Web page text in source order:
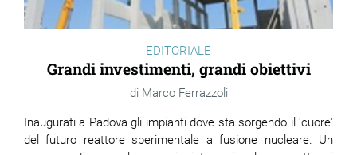
EDITORIALE
Grandi investimenti, grandi obiettivi
Marco Ferrazzoli
Inaugurati a Padova gli impianti dove sta sorgendo il 'cuore'
del futuro reattore sperimentale a fusione nucleare. Un